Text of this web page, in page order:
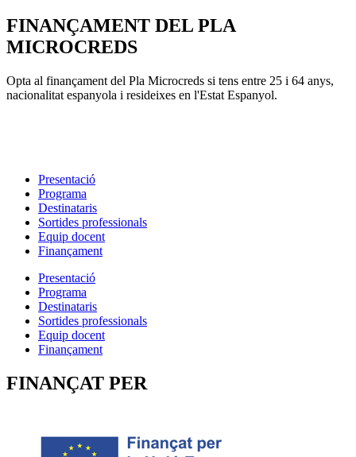
FINANÇAMENT DEL PLA
MICROCREDS
Opta al finançament del Pla Microcreds si tens entre 25 i 64 anys,
nacionalitat espanyola i resideixes en l'Estat Espanyol.
Presentació
Programa
Destinataris
Sortides professionals
Equip docent
Finançament
Presentació
Programa
Destinataris
Sortides professionals
Equip docent
Finançament
FINANÇAT PER